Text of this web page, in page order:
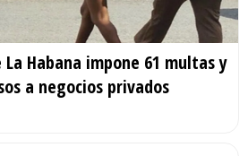
Habana impone 61 multas y
a negocios privados